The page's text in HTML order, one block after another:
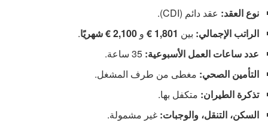
نوع العقد: عقد دائم (CDI).
الراتب الإجمالي: بين 1,801 € و 2,100 € شهريًا
.
عدد ساعات العمل الأسبوعية:
التأمين الصحي: مغطى من طرف المشغل.
تذكرة الطيران: متكفل بها.
السكن، التنقل، والوجبات: غير مشمولة.